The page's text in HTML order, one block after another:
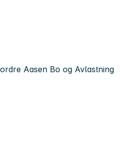
Aasen Bo og Avlastning